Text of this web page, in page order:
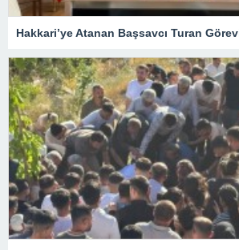
Hakkari’ye Atanan Başsavcı Turan